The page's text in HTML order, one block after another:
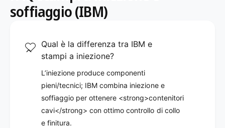
soffiaggio (IBM)
Qual è la differenza tra IBM e
stampi a iniezione?
L’iniezione produce componenti
pieni/tecnici; IBM combina iniezione e
soffiaggio per ottenere <strong>contenitori
cavi</strong> con ottimo controllo di collo
e finitura.